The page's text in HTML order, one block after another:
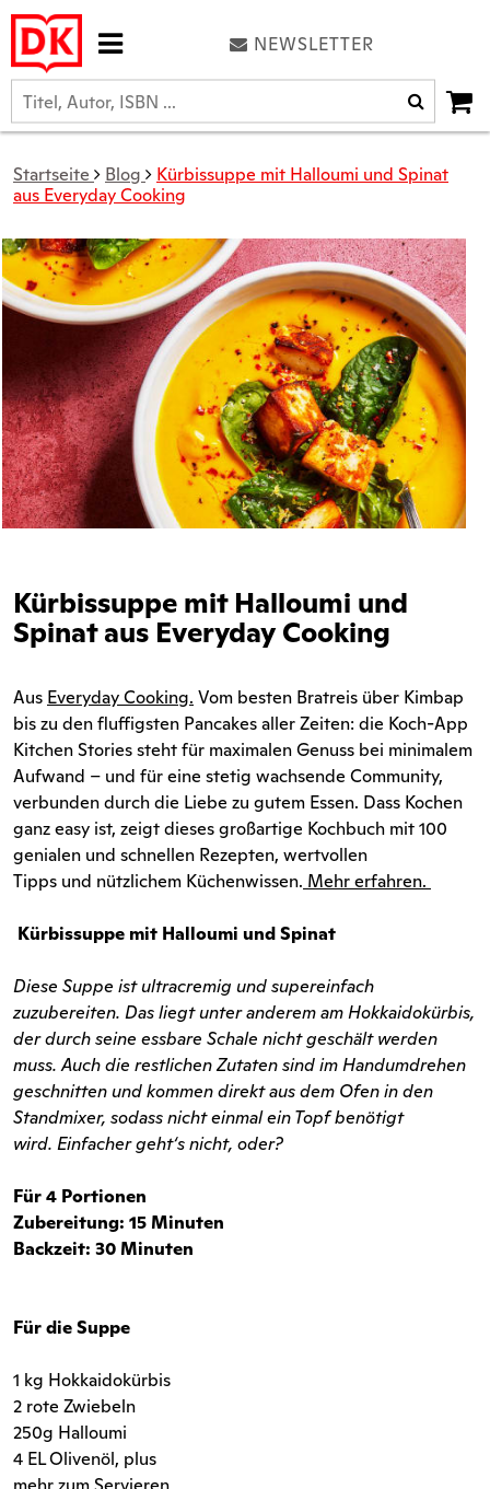
NEWSLETTER
Startseite Blog
Kürbissuppe mit Halloumi und Spinat
aus Everyday Cooking
Kürbissuppe mit Halloumi und
Spinat aus Everyday Cooking
Aus Everyday Cooking. Vom besten Bratreis über Kimbap
bis zu den fluffigsten Pancakes aller Zeiten: die Koch-App
Kitchen Stories steht für maximalen Genuss bei minimalem
Aufwand – und für eine stetig wachsende Community,
verbunden durch die Liebe zu gutem Essen. Dass Kochen
ganz easy ist, zeigt dieses großartige Kochbuch mit 100
genialen und schnellen Rezepten, wertvollen
Tipps und nützlichem Küchenwissen. Mehr erfahren.
Kürbissuppe mit Halloumi und Spinat
Diese Suppe ist ultracremig und supereinfach
zuzubereiten. Das liegt unter anderem am Hokkaidokürbis,
der durch seine essbare Schale nicht geschält werden
muss. Auch die restlichen Zutaten sind im Handumdrehen
geschnitten und kommen direkt aus dem Ofen in den
Standmixer, sodass nicht einmal ein Topf benötigt
wird. Einfacher geht‘s nicht, oder?
Für 4 Portionen
Zubereitung: 15 Minuten
Backzeit: 30 Minuten
Für die Suppe
1 kg Hokkaidokürbis
2 rote Zwiebeln
250g Halloumi
4 EL Olivenöl, plus